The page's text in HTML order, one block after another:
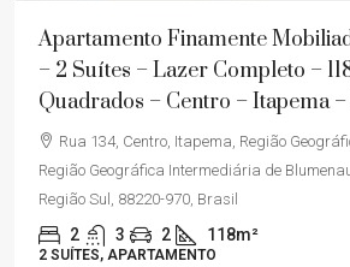
Apartamento Finamente
– 2 Suítes – Lazer Completo –
Quadrados – Centro – Itapema
Rua 134, Centro, Itapema, Região
Região Geográfica Intermediária de
Região Sul, 88220-970, Brasil
2 3 2 118m²
2 SUÍTES, APARTAMENTO